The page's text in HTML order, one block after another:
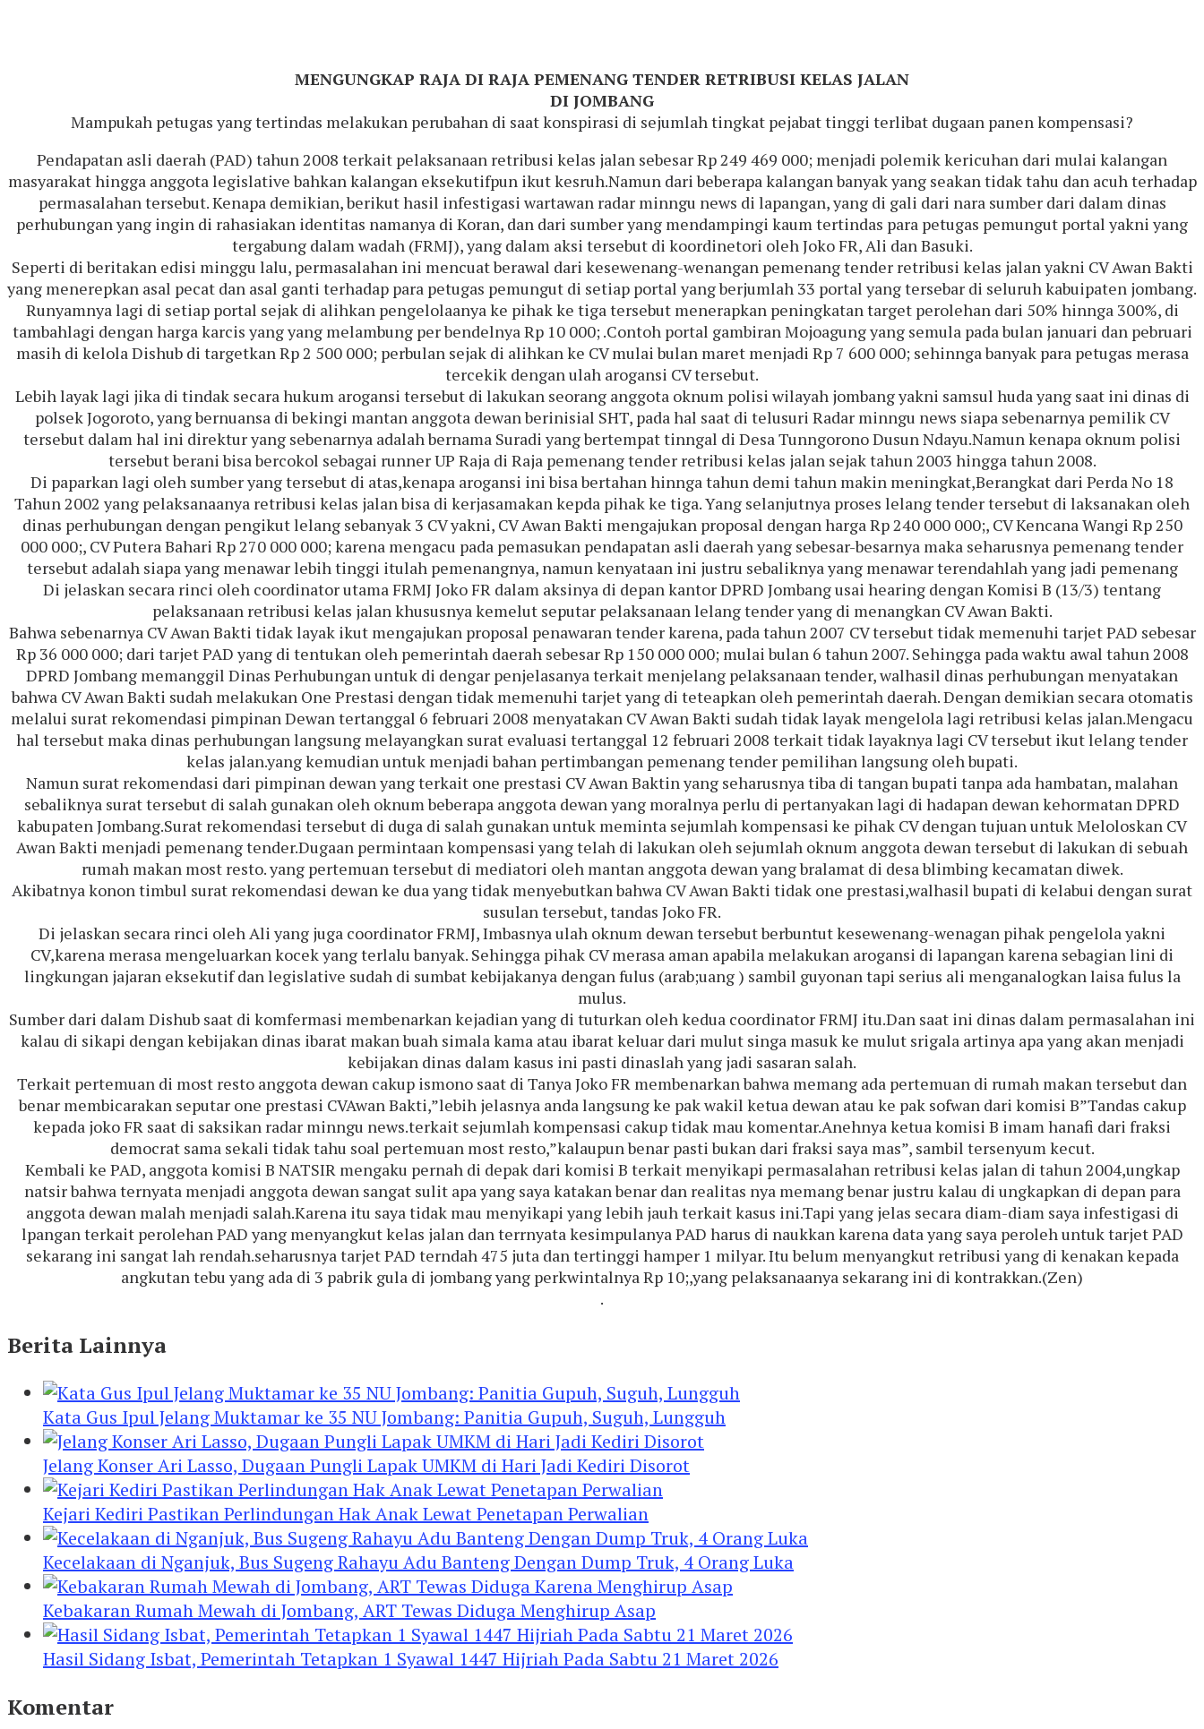
MENGUNGKAP RAJA DI RAJA PEMENANG TENDER RETRIBUSI KELAS JALAN
DI JOMBANG
Mampukah petugas yang tertindas melakukan perubahan di saat konspirasi di sejumlah tingkat pejabat tinggi terlibat dugaan panen kompensasi?
Pendapatan asli daerah (PAD) tahun 2008 terkait pelaksanaan retribusi kelas jalan sebesar Rp 249 469 000; menjadi polemik kericuhan dari mulai kalangan
masyarakat hingga anggota legislative bahkan kalangan eksekutifpun ikut kesruh.Namun dari beberapa kalangan banyak yang seakan tidak tahu dan acuh terhadap
permasalahan tersebut. Kenapa demikian, berikut hasil infestigasi wartawan radar minngu news di lapangan, yang di gali dari nara sumber dari dalam dinas
perhubungan yang ingin di rahasiakan identitas namanya di Koran, dan dari sumber yang mendampingi kaum tertindas para petugas pemungut portal yakni yang
tergabung dalam wadah (FRMJ), yang dalam aksi tersebut di koordinetori oleh Joko FR, Ali dan Basuki.
Seperti di beritakan edisi minggu lalu, permasalahan ini mencuat berawal dari kesewenang-wenangan pemenang tender retribusi kelas jalan yakni CV Awan Bakti
yang menerepkan asal pecat dan asal ganti terhadap para petugas pemungut di setiap portal yang berjumlah 33 portal yang tersebar di seluruh kabuipaten jombang.
Runyamnya lagi di setiap portal sejak di alihkan pengelolaanya ke pihak ke tiga tersebut menerapkan peningkatan target perolehan dari 50% hinnga 300%, di
tambahlagi dengan harga karcis yang yang melambung per bendelnya Rp 10 000; .Contoh portal gambiran Mojoagung yang semula pada bulan januari dan pebruari
masih di kelola Dishub di targetkan Rp 2 500 000; perbulan sejak di alihkan ke CV mulai bulan maret menjadi Rp 7 600 000; sehinnga banyak para petugas merasa
tercekik dengan ulah arogansi CV tersebut.
Lebih layak lagi jika di tindak secara hukum arogansi tersebut di lakukan seorang anggota oknum polisi wilayah jombang yakni samsul huda yang saat ini dinas di
polsek Jogoroto, yang bernuansa di bekingi mantan anggota dewan berinisial SHT, pada hal saat di telusuri Radar minngu news siapa sebenarnya pemilik CV
tersebut dalam hal ini direktur yang sebenarnya adalah bernama Suradi yang bertempat tinngal di Desa Tunngorono Dusun Ndayu.Namun kenapa oknum polisi
tersebut berani bisa bercokol sebagai runner UP Raja di Raja pemenang tender retribusi kelas jalan sejak tahun 2003 hingga tahun 2008.
Di paparkan lagi oleh sumber yang tersebut di atas,kenapa arogansi ini bisa bertahan hinnga tahun demi tahun makin meningkat,Berangkat dari Perda No 18
Tahun 2002 yang pelaksanaanya retribusi kelas jalan bisa di kerjasamakan kepda pihak ke tiga. Yang selanjutnya proses lelang tender tersebut di laksanakan oleh
dinas perhubungan dengan pengikut lelang sebanyak 3 CV yakni, CV Awan Bakti mengajukan proposal dengan harga Rp 240 000 000;, CV Kencana Wangi Rp 250
000 000;, CV Putera Bahari Rp 270 000 000; karena mengacu pada pemasukan pendapatan asli daerah yang sebesar-besarnya maka seharusnya pemenang tender
tersebut adalah siapa yang menawar lebih tinggi itulah pemenangnya, namun kenyataan ini justru sebaliknya yang menawar terendahlah yang jadi pemenang
Di jelaskan secara rinci oleh coordinator utama FRMJ Joko FR dalam aksinya di depan kantor DPRD Jombang usai hearing dengan Komisi B (13/3) tentang
pelaksanaan retribusi kelas jalan khususnya kemelut seputar pelaksanaan lelang tender yang di menangkan CV Awan Bakti.
Bahwa sebenarnya CV Awan Bakti tidak layak ikut mengajukan proposal penawaran tender karena, pada tahun 2007 CV tersebut tidak memenuhi tarjet PAD sebesar
Rp 36 000 000; dari tarjet PAD yang di tentukan oleh pemerintah daerah sebesar Rp 150 000 000; mulai bulan 6 tahun 2007. Sehingga pada waktu awal tahun 2008
DPRD Jombang memanggil Dinas Perhubungan untuk di dengar penjelasanya terkait menjelang pelaksanaan tender, walhasil dinas perhubungan menyatakan
bahwa CV Awan Bakti sudah melakukan One Prestasi dengan tidak memenuhi tarjet yang di teteapkan oleh pemerintah daerah. Dengan demikian secara otomatis
melalui surat rekomendasi pimpinan Dewan tertanggal 6 februari 2008 menyatakan CV Awan Bakti sudah tidak layak mengelola lagi retribusi kelas jalan.Mengacu
hal tersebut maka dinas perhubungan langsung melayangkan surat evaluasi tertanggal 12 februari 2008 terkait tidak layaknya lagi CV tersebut ikut lelang tender
kelas jalan.yang kemudian untuk menjadi bahan pertimbangan pemenang tender pemilihan langsung oleh bupati.
Namun surat rekomendasi dari pimpinan dewan yang terkait one prestasi CV Awan Baktin yang seharusnya tiba di tangan bupati tanpa ada hambatan, malahan
sebaliknya surat tersebut di salah gunakan oleh oknum beberapa anggota dewan yang moralnya perlu di pertanyakan lagi di hadapan dewan kehormatan DPRD
kabupaten Jombang.Surat rekomendasi tersebut di duga di salah gunakan untuk meminta sejumlah kompensasi ke pihak CV dengan tujuan untuk Meloloskan CV
Awan Bakti menjadi pemenang tender.Dugaan permintaan kompensasi yang telah di lakukan oleh sejumlah oknum anggota dewan tersebut di lakukan di sebuah
rumah makan most resto. yang pertemuan tersebut di mediatori oleh mantan anggota dewan yang bralamat di desa blimbing kecamatan diwek.
Akibatnya konon timbul surat rekomendasi dewan ke dua yang tidak menyebutkan bahwa CV Awan Bakti tidak one prestasi,walhasil bupati di kelabui dengan surat
susulan tersebut, tandas Joko FR.
Di jelaskan secara rinci oleh Ali yang juga coordinator FRMJ, Imbasnya ulah oknum dewan tersebut berbuntut kesewenang-wenagan pihak pengelola yakni
CV,karena merasa mengeluarkan kocek yang terlalu banyak. Sehingga pihak CV merasa aman apabila melakukan arogansi di lapangan karena sebagian lini di
lingkungan jajaran eksekutif dan legislative sudah di sumbat kebijakanya dengan fulus (arab;uang ) sambil guyonan tapi serius ali menganalogkan laisa fulus la
mulus.
Sumber dari dalam Dishub saat di komfermasi membenarkan kejadian yang di tuturkan oleh kedua coordinator FRMJ itu.Dan saat ini dinas dalam permasalahan ini
kalau di sikapi dengan kebijakan dinas ibarat makan buah simala kama atau ibarat keluar dari mulut singa masuk ke mulut srigala artinya apa yang akan menjadi
kebijakan dinas dalam kasus ini pasti dinaslah yang jadi sasaran salah.
Terkait pertemuan di most resto anggota dewan cakup ismono saat di Tanya Joko FR membenarkan bahwa memang ada pertemuan di rumah makan tersebut dan
benar membicarakan seputar one prestasi CVAwan Bakti,”lebih jelasnya anda langsung ke pak wakil ketua dewan atau ke pak sofwan dari komisi B”Tandas cakup
kepada joko FR saat di saksikan radar minngu news.terkait sejumlah kompensasi cakup tidak mau komentar.Anehnya ketua komisi B imam hanafi dari fraksi
democrat sama sekali tidak tahu soal pertemuan most resto,”kalaupun benar pasti bukan dari fraksi saya mas”, sambil tersenyum kecut.
Kembali ke PAD, anggota komisi B NATSIR mengaku pernah di depak dari komisi B terkait menyikapi permasalahan retribusi kelas jalan di tahun 2004,ungkap
natsir bahwa ternyata menjadi anggota dewan sangat sulit apa yang saya katakan benar dan realitas nya memang benar justru kalau di ungkapkan di depan para
anggota dewan malah menjadi salah.Karena itu saya tidak mau menyikapi yang lebih jauh terkait kasus ini.Tapi yang jelas secara diam-diam saya infestigasi di
lpangan terkait perolehan PAD yang menyangkut kelas jalan dan terrnyata kesimpulanya PAD harus di naukkan karena data yang saya peroleh untuk tarjet PAD
sekarang ini sangat lah rendah.seharusnya tarjet PAD terndah 475 juta dan tertinggi hamper 1 milyar. Itu belum menyangkut retribusi yang di kenakan kepada
angkutan tebu yang ada di 3 pabrik gula di jombang yang perkwintalnya Rp 10;,yang pelaksanaanya sekarang ini di kontrakkan.(Zen)
.
Berita Lainnya
Kata Gus Ipul Jelang Muktamar ke 35 NU Jombang: Panitia Gupuh, Suguh, Lungguh
Jelang Konser Ari Lasso, Dugaan Pungli Lapak UMKM di Hari Jadi Kediri Disorot
Kejari Kediri Pastikan Perlindungan Hak Anak Lewat Penetapan Perwalian
Kecelakaan di Nganjuk, Bus Sugeng Rahayu Adu Banteng Dengan Dump Truk, 4 Orang Luka
Kebakaran Rumah Mewah di Jombang, ART Tewas Diduga Menghirup Asap
Hasil Sidang Isbat, Pemerintah Tetapkan 1 Syawal 1447 Hijriah Pada Sabtu 21 Maret 2026
Komentar